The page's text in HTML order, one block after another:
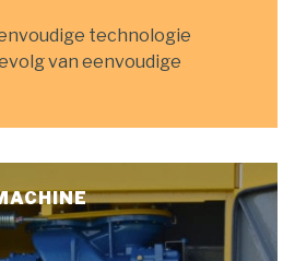
technologie
van eenvoudige